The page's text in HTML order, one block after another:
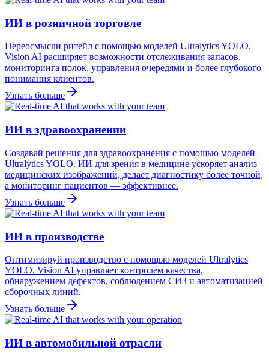
ИИ в розничной торговле
Переосмысли ритейл с помощью моделей Ultralytics YOLO.
Vision AI расширяет возможности отслеживания запасов,
мониторинга полок, управления очередями и более глубокого
понимания клиентов.
Узнать больше
ИИ в здравоохранении
Создавай решения для здравоохранения с помощью моделей
Ultralytics YOLO. ИИ для зрения в медицине ускоряет анализ
медицинских изображений, делает диагностику более точной,
а мониторинг пациентов — эффективнее.
Узнать больше
ИИ в производстве
Оптимизируй производство с помощью моделей Ultralytics
YOLO. Vision AI управляет контролем качества,
обнаружением дефектов, соблюдением СИЗ и автоматизацией
сборочных линий.
Узнать больше
ИИ в автомобильной отрасли